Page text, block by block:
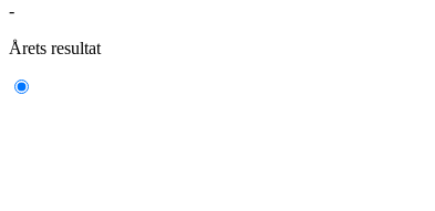
-
Årets resultat